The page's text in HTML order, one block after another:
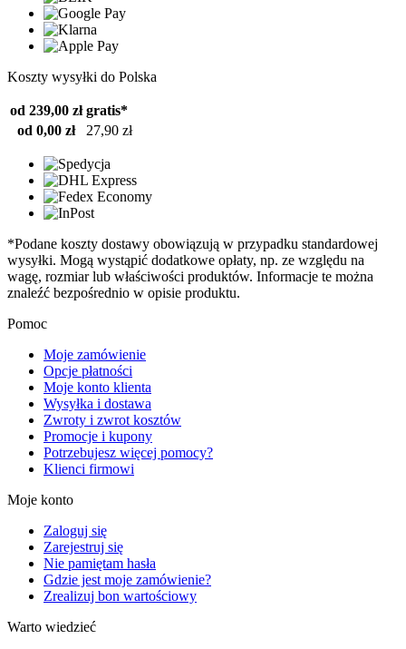
Koszty wysyłki do Polska
od 239,00 zł gratis*
od 0,00 zł
27,90 zł
*Podane koszty dostawy obowiązują w przypadku standardowej
wysyłki. Mogą wystąpić dodatkowe opłaty, np. ze względu na
wagę, rozmiar lub właściwości produktów. Informacje te można
znaleźć bezpośrednio w opisie produktu.
Pomoc
Moje zamówienie
Opcje płatności
Moje konto klienta
Wysyłka i dostawa
Zwroty i zwrot kosztów
Promocje i kupony
Potrzebujesz więcej pomocy?
Klienci firmowi
Moje konto
Zaloguj się
Zarejestruj się
Nie pamiętam hasła
Gdzie jest moje zamówienie?
Zrealizuj bon wartościowy
Warto wiedzieć